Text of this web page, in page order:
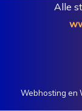
Alle
Webhosting en